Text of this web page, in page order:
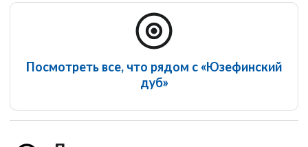
Посмотреть все, что рядом с «Юзефинский
дуб»